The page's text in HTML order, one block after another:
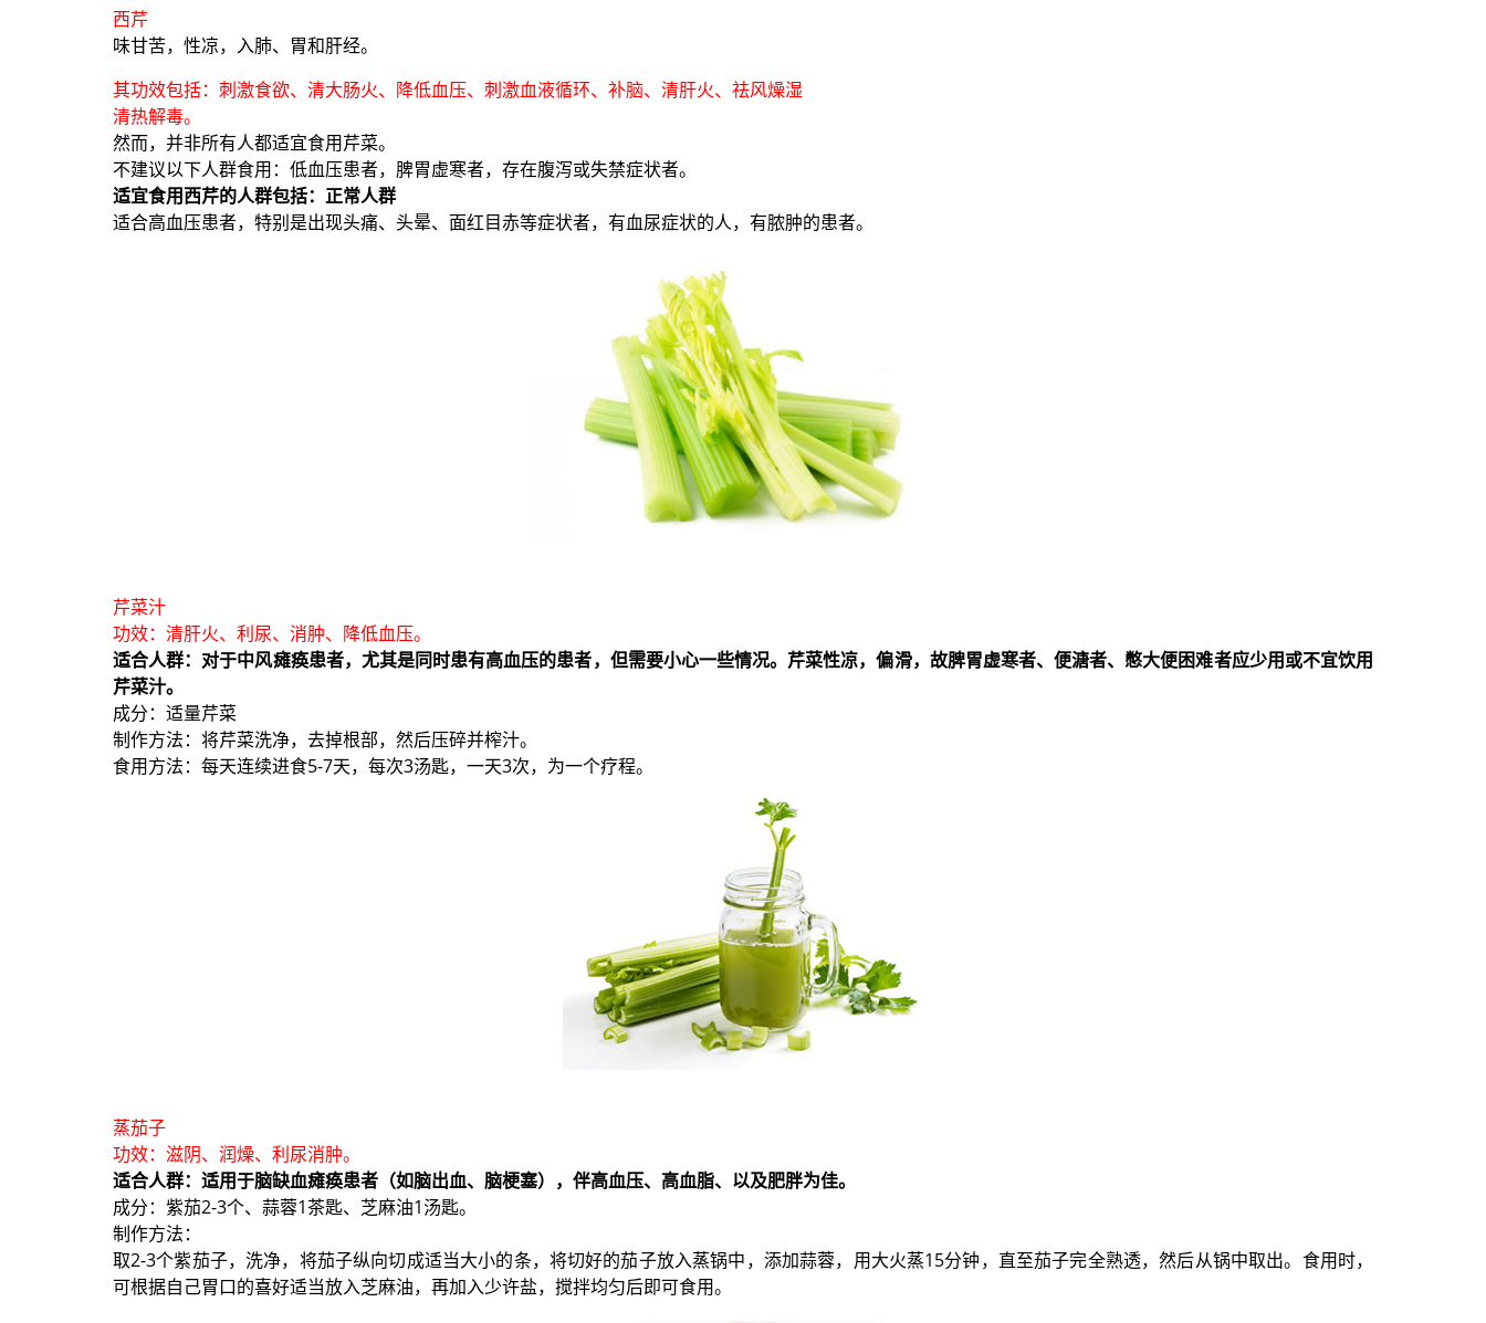
西芹
味甘苦，性凉，入肺、胃和肝经。
其功效包括：刺激食欲、清大肠火、降低血压、刺激血液循环、补脑、清肝火、祛风燥湿
清热解毒。
然而，并非所有人都适宜食用芹菜。
不建议以下人群食用：低血压患者，脾胃虚寒者，存在腹泻或失禁症状者。
适宜食用西芹的人群包括：正常人群
适合高血压患者，特别是出现头痛、头晕、面红目赤等症状者，有血尿症状的人，有脓肿的患者。
芹菜汁
功效：清肝火、利尿、消肿、降低血压。
适合人群：对于中风瘫痪患者，尤其是同时患有高血压的患者，但需要小心一些情况。芹菜性凉，偏滑，故脾胃虚寒者、便溏者、憋大便困难者应少用或不宜饮用
芹菜汁。
成分：适量芹菜
制作方法：将芹菜洗净，去掉根部，然后压碎并榨汁。
食用方法：每天连续进食5-7天，每次3汤匙，一天3次，为一个疗程。
蒸茄子
功效：滋阴、润燥、利尿消肿。
适合人群：适用于脑缺血瘫痪患者（如脑出血、脑梗塞），伴高血压、高血脂、以及肥胖为佳。
成分：紫茄2-3个、蒜蓉1茶匙、芝麻油1汤匙。
制作方法：
取2-3个紫茄子，洗净，将茄子纵向切成适当大小的条，将切好的茄子放入蒸锅中，添加蒜蓉，用大火蒸15分钟，直至茄子完全熟透，然后从锅中取出。食用时，
可根据自己胃口的喜好适当放入芝麻油，再加入少许盐，搅拌均匀后即可食用。